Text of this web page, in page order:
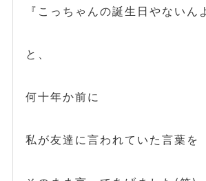
『こっちゃんの誕生日やないん
と、
何十年か前に
私が友達に言われていた言葉を